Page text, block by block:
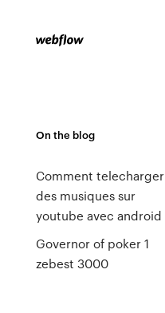
On the blog
Comment telecharger
des musiques sur
youtube avec android
Governor of poker 1
zebest 3000